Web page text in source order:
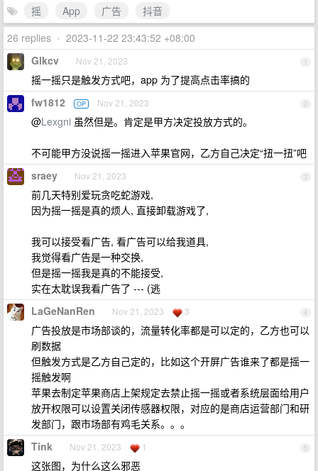
摇 App 广告
抖音
26 replies • 2023-11-22 23:43:52 +08:00
1
Glkcv Nov 21, 2023
摇一摇只是触发方式吧，app 为了提高点击率搞的
2
fw1812 OP Nov 21, 2023
@Lexgni 虽然但是。肯定是甲方决定投放方式的。
不可能甲方没说摇一摇进入苹果官网，乙方自己决定“扭一扭”吧
3
sraey Nov 21, 2023
前几天特别爱玩贪吃蛇游戏,
因为摇一摇是真的烦人, 直接卸载游戏了,
我可以接受看广告, 看广告可以给我道具,
我觉得看广告是一种交换,
但是摇一摇我是真的不能接受,
实在太耽误我看广告了 --- (逃
4
LaGeNanRen Nov 21, 2023 3
广告投放是市场部谈的，流量转化率都是可以定的，乙方也可以
刷数据
但触发方式是乙方自己定的，比如这个开屏广告谁来了都是摇一
摇触发啊
苹果去制定苹果商店上架规定去禁止摇一摇或者系统层面给用户
放开权限可以设置关闭传感器权限，对应的是商店运营部门和研
发部门，跟市场部有鸡毛关系。。。
5
Tink Nov 21, 2023 1
这张图，为什么这么邪恶